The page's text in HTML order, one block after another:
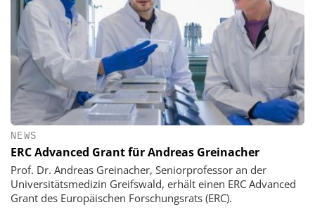
NEWS
ERC Advanced Grant für Andreas Greinacher
Prof. Dr. Andreas Greinacher, Seniorprofessor an der
Universitätsmedizin Greifswald, erhält einen ERC Advanced
Grant des Europäischen Forschungsrats (ERC).